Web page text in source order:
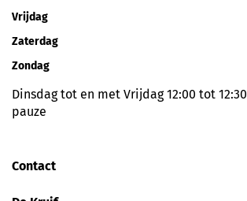
Vrijdag
Zaterdag
Zondag
Dinsdag tot en met Vrijdag 12:00 tot
pauze
Contact